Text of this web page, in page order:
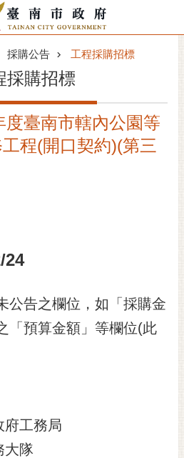
採購公告 工程採購招標
採購招標
度臺南市轄內公園等
程(開口契約)(第三
24
公告之欄位，如「採購金
「預算金額」等欄位(此
府工務局
大隊